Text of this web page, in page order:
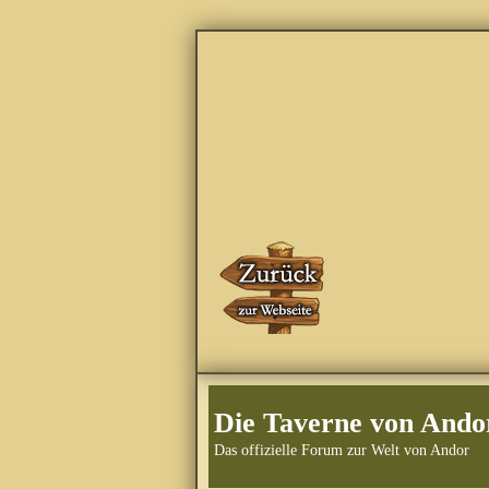
Die Taverne von
Das offizielle Forum zur Welt von Andor